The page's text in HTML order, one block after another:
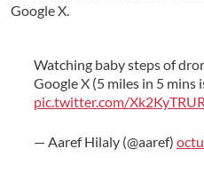
Google X.
Watching baby steps of
Google X (5 miles in 5 mins
pic.twitter.com/
— Aaref Hilaly (@aaref)